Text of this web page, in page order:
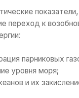
показатели,
переход к
парниковых
уровня моря;
и их